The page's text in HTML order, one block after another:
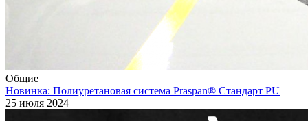
Общие
Новинка: Полиуретановая система Praspan® Стандарт PU
25 июля 2024